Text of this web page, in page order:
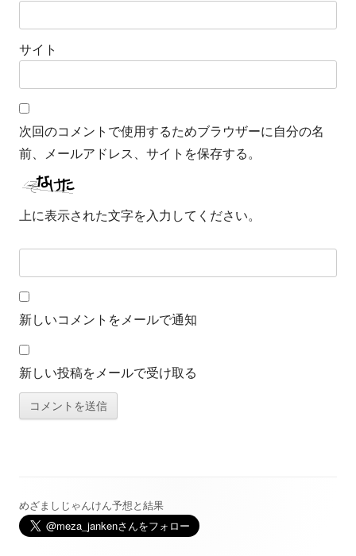
サイト
次回のコメントで使用するためブラウザーに自分の名
前、メールアドレス、サイトを保存する。
上に表示された文字を入力してください。
新しいコメントをメールで通知
新しい投稿をメールで受け取る
メ
めざましじゃんけん予想と結果